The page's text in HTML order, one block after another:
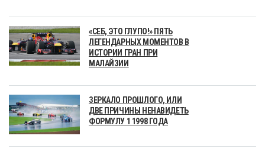
«СЕБ, ЭТО ГЛУПО!» ПЯТЬ
ЛЕГЕНДАРНЫХ МОМЕНТОВ В
ИСТОРИИ ГРАН ПРИ
МАЛАЙЗИИ
ЗЕРКАЛО ПРОШЛОГО, ИЛИ
ДВЕ ПРИЧИНЫ НЕНАВИДЕТЬ
ФОРМУЛУ 1 1998 ГОДА